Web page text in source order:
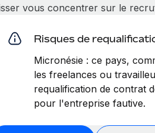
vous concentrer sur le
Risques de
Micronésie : ce pays,
les freelances ou
requalification de contrat
pour l'entreprise fautive.